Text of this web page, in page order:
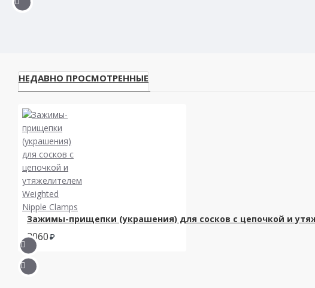
НЕДАВНО ПРОСМОТРЕННЫЕ
Зажимы-прищепки (украшения) для сосков с цепочкой и
2060